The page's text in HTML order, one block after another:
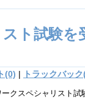
ト試験を
(0) | トラックバッ
ークスペシャリスト試